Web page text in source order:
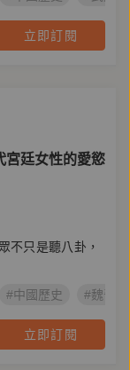
立即訂閱
宮廷女性的愛慾
不只是聽八卦，
#中國歷史 #魏晉
立即訂閱